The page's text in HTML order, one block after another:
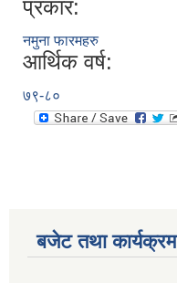
प्रकार:
नमुना फारमहरु
आर्थिक वर्ष:
७९-८०
बजेट तथा कार्यक्रम